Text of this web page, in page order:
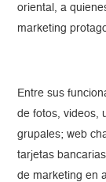
oriental, a
marketing
Entre sus
de fotos, videos,
grupales; web
tarjetas
de marketing en